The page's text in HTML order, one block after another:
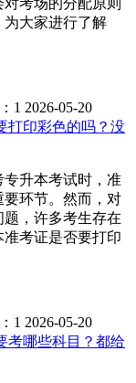
考场的分配原则
为大家进行了解
1 2026-05-20
打印彩色的吗？没
升本考试时，准
环节。然而，对
，许多考生存在
考证是否要打印
1 2026-05-20
考哪些科目？都给